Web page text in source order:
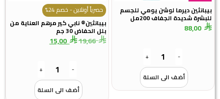
بيبانثين ديرما لوشن يومي للجسم
للبشرة شديدة الجفاف 200مل
88,00
-
+
أضف الى السلة
حصرياً أونلاين - خصم 24%
بيبانثين® نابي كير مرهم العناية من
بلل الحفاض 30 جم
19,66
15,00
-
+
أضف الى السلة